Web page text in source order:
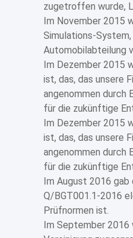
zugetroffen wurde,
Im November 2015
Simulations-
Automobilabteilung
Im Dezember 2015
ist, das, das unsere
angenommen durch
für die zukünftige
Im Dezember 2015
ist, das, das unsere
angenommen durch
für die zukünftige
Im August 2016
Q/BGT001.1-2016
Prüfnormen ist.
Im September